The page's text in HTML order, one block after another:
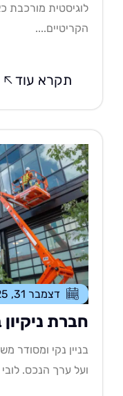
מורכבת כאשר שלב
תקרא עוד
דצמבר 31, 2025
ניקיון
נקי ומסודר משפיע על
ערך הנכס. לובי נקי,....